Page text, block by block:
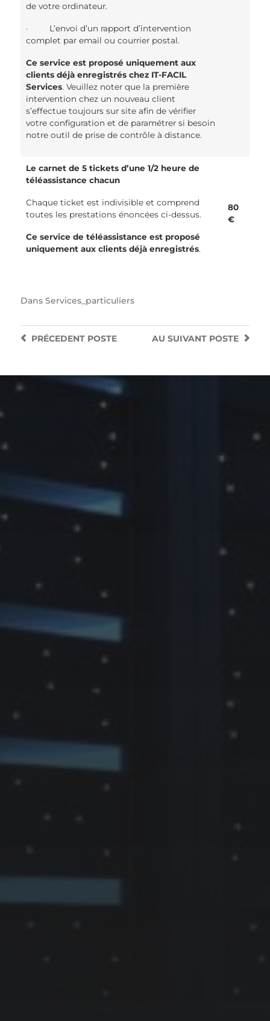
de votre ordinateur.
· L’envoi d’un rapport d’intervention
complet par email ou courrier postal.
Ce service est proposé uniquement aux
clients déjà enregistrés chez IT-FACIL
Services. Veuillez noter que la première
intervention chez un nouveau client
s’effectue toujours sur site afin de vérifier
votre configuration et de paramétrer si besoin
notre outil de prise de contrôle à distance.
Le carnet de 5 tickets d’une 1/2 heure de
téléassistance chacun
Chaque ticket est indivisible et comprend
toutes les prestations énoncées ci-dessus.
Ce service de téléassistance est proposé
uniquement aux clients déjà enregistrés.
80
€
Dans Services_particuliers
AU SUIVANT POSTE
PRÉCEDENTPOSTE
9 JUIN 2016